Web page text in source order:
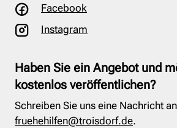
Facebook
Instagram
Haben Sie ein Angebot und
kostenlos veröffentlichen?
Schreiben Sie uns eine Nachricht an
fruehehilfen@troisdorf.de.